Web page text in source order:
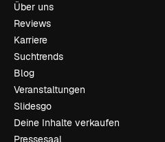
Über uns
Reviews
Karriere
Suchtrends
Blog
Veranstaltungen
Slidesgo
Deine Inhalte verkaufen
Pressesaal